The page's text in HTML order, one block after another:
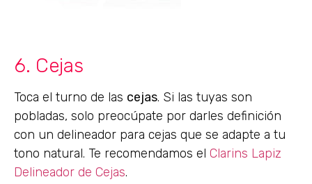
6. Cejas
Toca el turno de las cejas. Si las tuyas son
pobladas, solo preocúpate por darles definición
con un delineador para cejas que se adapte a tu
tono natural. Te recomendamos el Clarins Lapiz
Delineador de Cejas.